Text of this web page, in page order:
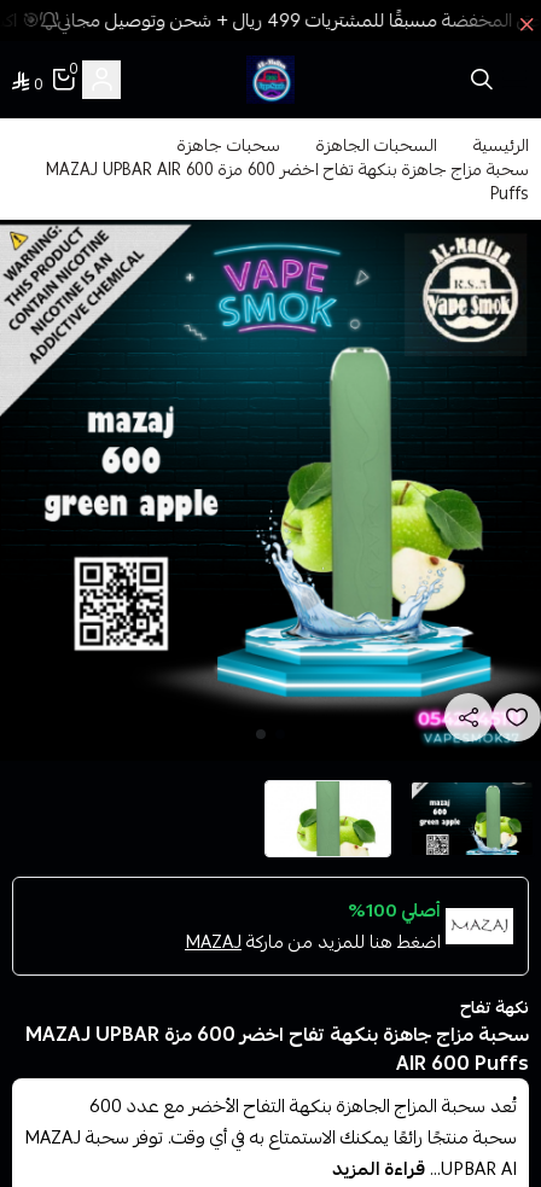
🎯
فيب المدينة
0
0
الرئيسية السحبات الجاهزة سحبات جاهزة
سحبة مزاج جاهزة بنكهة تفاح اخضر 600 مزة MAZAJ UPBAR AIR 600
Puffs
أصلي 100%
اضغط هنا للمزيد من ماركةMAZAJ
نكهة تفاح
سحبة مزاج جاهزة بنكهة تفاح اخضر 600 مزة MAZAJ UPBAR
AIR 600 Puffs
تُعد سحبة المزاج الجاهزة بنكهة التفاح الأخضر مع عدد 600
سحبة منتجًا رائعًا يمكنك الاستمتاع به في أي وقت. توفر سحبة MAZAJ
UPBAR AI... قراءة المزيد